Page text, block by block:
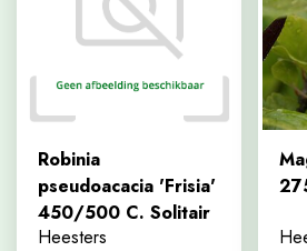
Robinia
pseudoacacia 'Frisia'
450/500 C. Solitair
Heesters